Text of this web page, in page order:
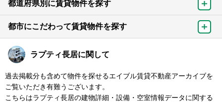
都道府県別に賃貸物件を探す
都市にこだわって賃貸物件を探す
ラプティ長居に関して
過去掲載分も含めて物件を探せるエイブル賃貸不動産アーカイブを
ご覧いただき有難うございます。
こちらはラプティ長居の建物詳細・設備・空室情報データに関する